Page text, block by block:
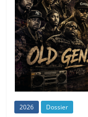
2026 Dossier